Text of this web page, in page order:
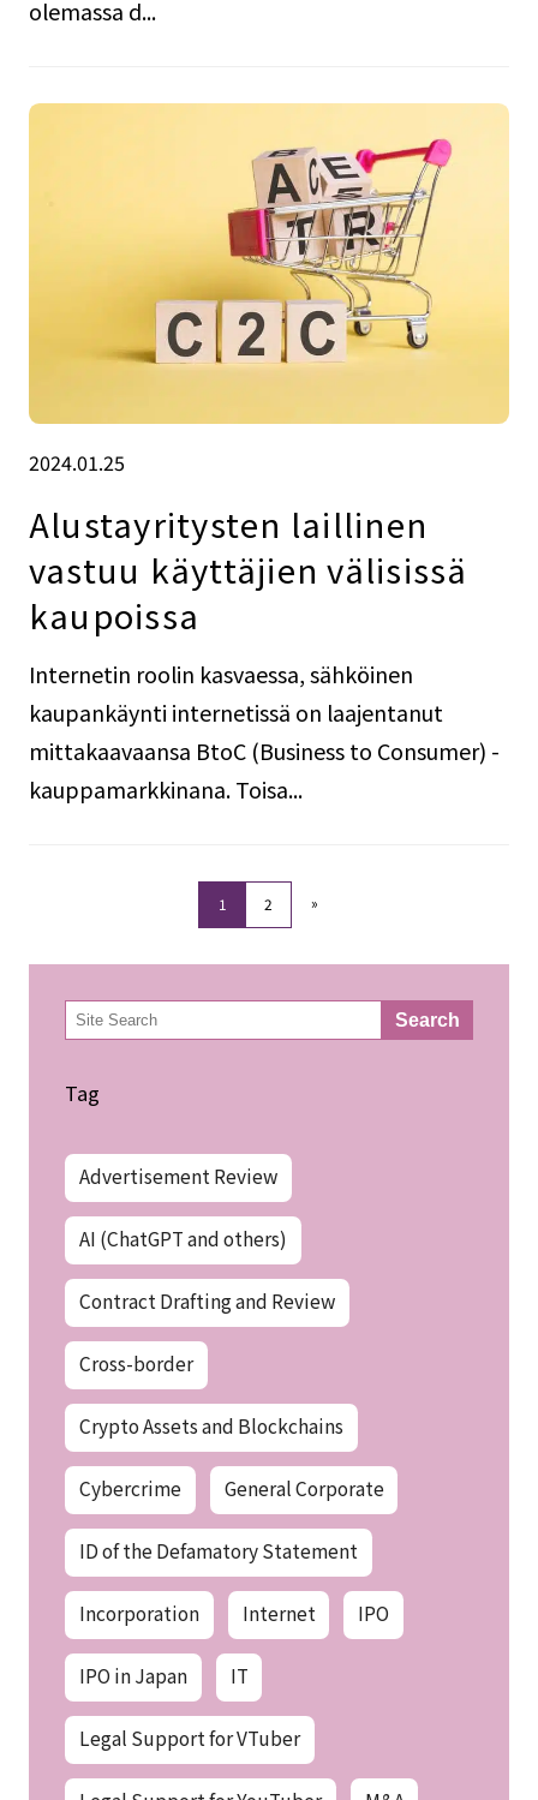
olemassa d...
2024.01.25
Alustayritysten laillinen
vastuu käyttäjien välisissä
kaupoissa
Internetin roolin kasvaessa, sähköinen
kaupankäynti internetissä on laajentanut
mittakaavaansa BtoC (Business to Consumer) -
kauppamarkkinana. Toisa...
1 2 »
検
索 Search
Tag
Advertisement Review
AI (ChatGPT and others)
Contract Drafting and Review
Cross-border
Crypto Assets and Blockchains
Cybercrime General Corporate
ID of the Defamatory Statement
Incorporation Internet IPO
IPO in Japan IT
Legal Support for VTuber